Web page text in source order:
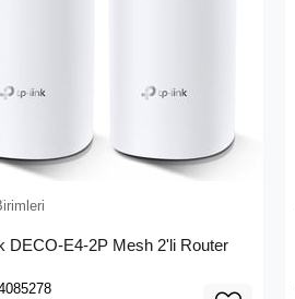
DECO-E4-2P Mesh 2'li Router